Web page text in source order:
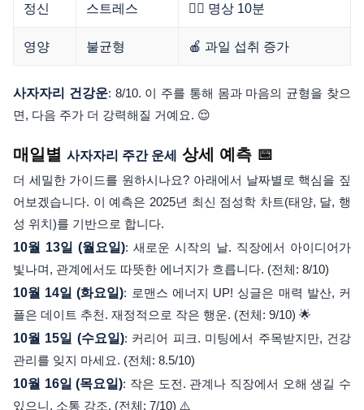
정신 스트레스 🧘‍♀️ 명상 10분
영양 불균형 🍎 과일 섭취 증가
사자자리 건강운: 8/10. 이 주를 통해 몸과 마음의 균형을 찾으
면, 다음 주가 더 강력해질 거예요. 😌
매일별 사자자리 주간 운세 상세 예측 📅
더 세밀한 가이드를 원하시나요? 아래에서 날짜별로 핵심을 짚
어보겠습니다. 이 예측은 2025년 최신 점성학 차트(태양, 달, 행
성 위치)를 기반으로 합니다.
10월 13일 (월요일): 새로운 시작의 날. 직장에서 아이디어가
빛나며, 관계에서도 따뜻한 에너지가 흐릅니다. (전체: 8/10)
10월 14일 (화요일): 로맨스 에너지 UP! 싱글은 매력 발산, 커
플은 데이트 추천. 재정적으로 작은 행운. (전체: 9/10) 🌟
10월 15일 (수요일): 커리어 피크. 미팅에서 주목받지만, 건강
관리를 잊지 마세요. (전체: 8.5/10)
10월 16일 (목요일): 작은 도전. 관계나 직장에서 오해 생길 수
있으니, 소통 강조. (전체: 7/10) ⚠️